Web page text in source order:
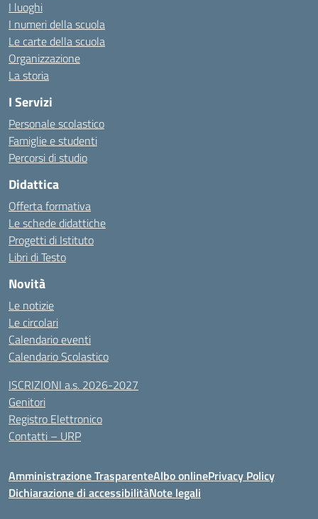
I luoghi
I numeri della scuola
Le carte della scuola
Organizzazione
La storia
I Servizi
Personale scolastico
Famiglie e studenti
Percorsi di studio
Didattica
Offerta formativa
Le schede didattiche
Progetti di Istituto
Libri di Testo
Novità
Le notizie
Le circolari
Calendario eventi
Calendario Scolastico
ISCRIZIONI a.s. 2026-2027
Genitori
Registro Elettronico
Contatti – URP
Amministrazione TrasparenteAlbo onlinePrivacy Policy
Dichiarazione di accessibilitàNote legali